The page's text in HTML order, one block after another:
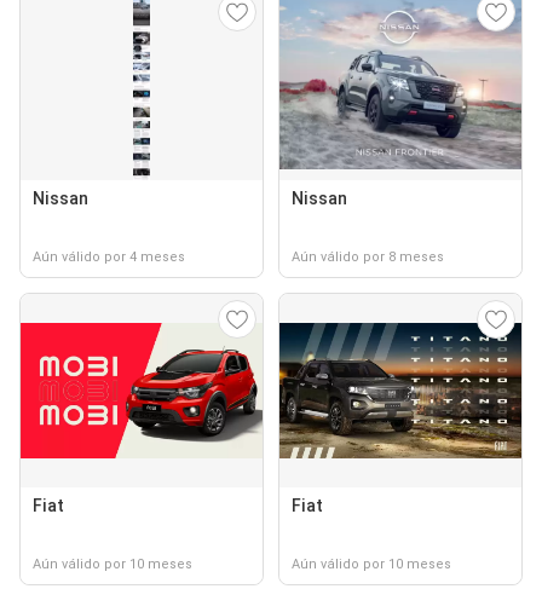
Nissan
Aún válido por 4 meses
Nissan
Aún válido por 8 meses
Fiat
Aún válido por 10 meses
Fiat
Aún válido por 10 meses